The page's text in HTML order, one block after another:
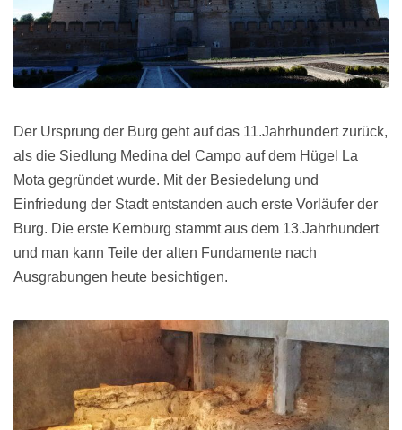
Der Ursprung der Burg geht auf das 11.Jahrhundert zurück,
als die Siedlung Medina del Campo auf dem Hügel La
Mota gegründet wurde. Mit der Besiedelung und
Einfriedung der Stadt entstanden auch erste Vorläufer der
Burg. Die erste Kernburg stammt aus dem 13.Jahrhundert
und man kann Teile der alten Fundamente nach
Ausgrabungen heute besichtigen.